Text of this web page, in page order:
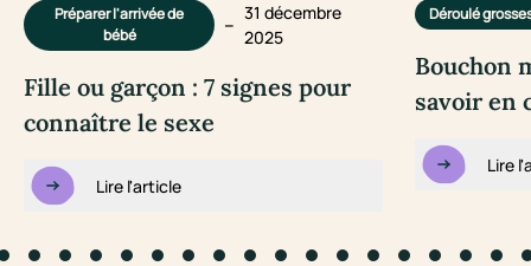
Préparer l'arrivée de
bébé
– 31 décembre
2025
Fille ou garçon : 7 signes pour
connaître le sexe
Lire l'article
Déroulé
Bouchon
savoir en
Lire